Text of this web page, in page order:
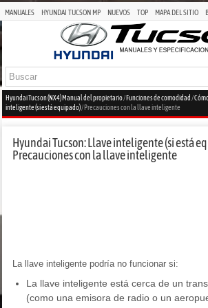
MANUALES HYUNDAI TUCSON MP NUEVOS TOP MAPA DEL SITIO
Hyundai Tucson (NX4) Manual del propietario/Funciones de comodidad /
inteligente (si está equipado)/ Precauciones con la llave inteligente
Hyundai Tucson: Llave inteligente (si está
Precauciones con la llave inteligente
La llave inteligente podría no funcionar si:
La llave inteligente está cerca de un
(como una emisora de radio o un